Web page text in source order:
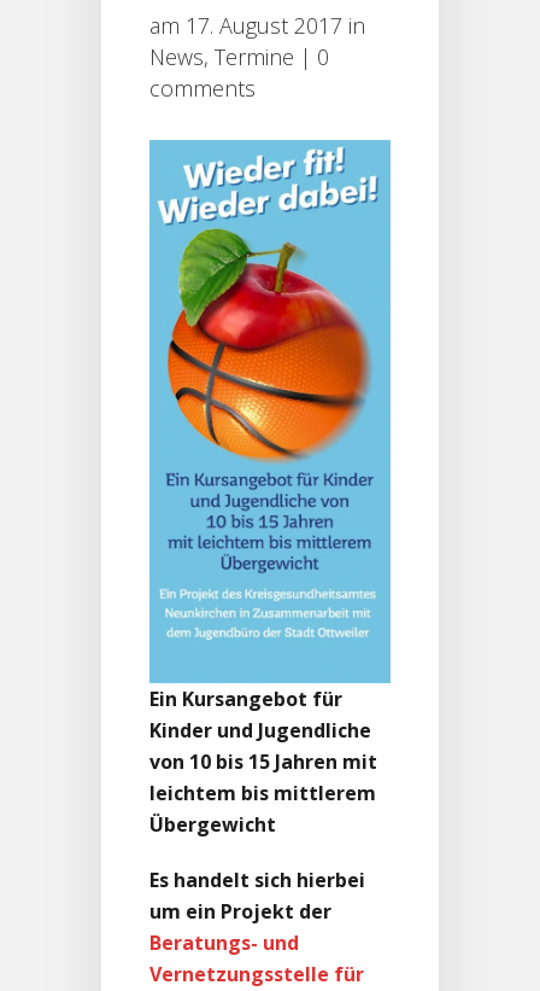
am 17. August 2017 in
News, Termine | 0
comments
Ein Kursangebot für
Kinder und Jugendliche
von 10 bis 15 Jahren mit
leichtem bis mittlerem
Übergewicht
Es handelt sich hierbei
um ein Projekt der
Beratungs- und
Vernetzungsstelle für